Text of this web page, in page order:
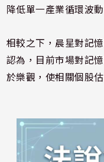
降低單一產業循環波
相較之下，晨星對記
認為，目前市場對記
於樂觀，使相關個股